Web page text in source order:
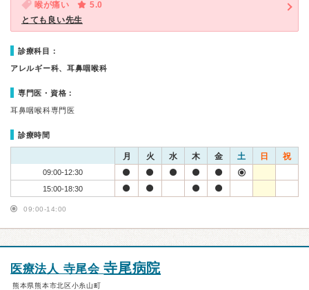
喉が痛い
5.0
とても良い先生
診療科目：
アレルギー科、耳鼻咽喉科
専門医・資格：
耳鼻咽喉科専門医
診療時間
月 火 水 木 金 土 日 祝
09:00-12:30
15:00-18:30
09:00-14:00
医療法人 寺尾会寺尾病院
熊本県熊本市北区小糸山町